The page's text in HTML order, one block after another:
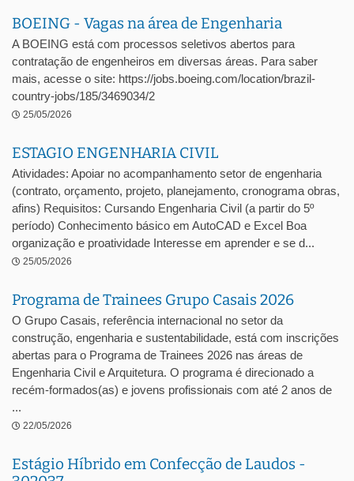
BOEING - Vagas na área de Engenharia
A BOEING está com processos seletivos abertos para
contratação de engenheiros em diversas áreas. Para saber
mais, acesse o site: https://jobs.boeing.com/location/brazil-
country-jobs/185/3469034/2
25/05/2026
ESTAGIO ENGENHARIA CIVIL
Atividades: Apoiar no acompanhamento setor de engenharia
(contrato, orçamento, projeto, planejamento, cronograma obras,
afins) Requisitos: Cursando Engenharia Civil (a partir do 5º
período) Conhecimento básico em AutoCAD e Excel Boa
organização e proatividade Interesse em aprender e se d...
25/05/2026
Programa de Trainees Grupo Casais 2026
O Grupo Casais, referência internacional no setor da
construção, engenharia e sustentabilidade, está com inscrições
abertas para o Programa de Trainees 2026 nas áreas de
Engenharia Civil e Arquitetura. O programa é direcionado a
recém-formados(as) e jovens profissionais com até 2 anos de
...
22/05/2026
Estágio Híbrido em Confecção de Laudos -